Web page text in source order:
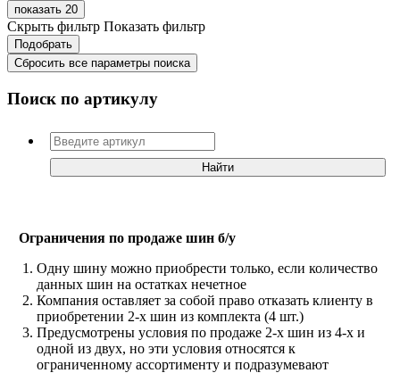
показать 20
Скрыть фильтр Показать фильтр
Сбросить все параметры поиска
Поиск по артикулу
Ограничения по продаже шин б/у
Одну шину можно приобрести только, если количество
данных шин на остатках нечетное
Компания оставляет за собой право отказать клиенту в
приобретении 2-х шин из комплекта (4 шт.)
Предусмотрены условия по продаже 2-х шин из 4-х и
одной из двух, но эти условия относятся к
ограниченному ассортименту и подразумевают